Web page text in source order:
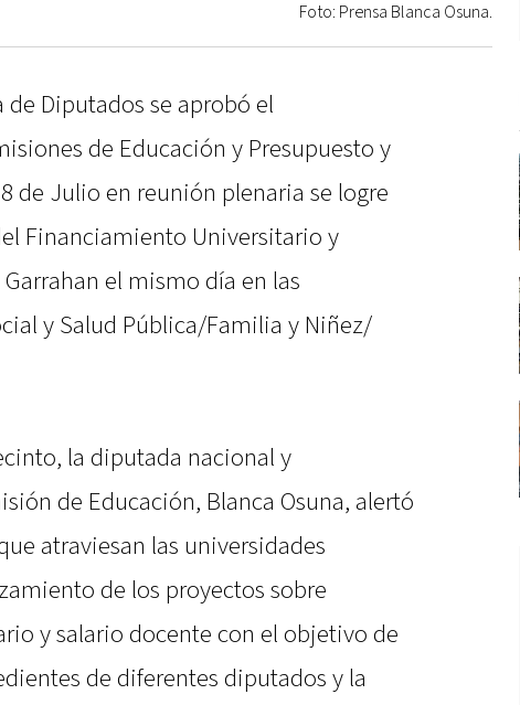
Foto: Prensa Blanca Osuna.
de Diputados se aprobó el
de Educación y Presupuesto y
de Julio en reunión plenaria se logre
Financiamiento Universitario y
el mismo día en las
y Salud Pública/Familia y Niñez/
la diputada nacional y
de Educación, Blanca Osuna, alertó
atraviesan las universidades
de los proyectos sobre
y salario docente con el objetivo de
de diferentes diputados y la